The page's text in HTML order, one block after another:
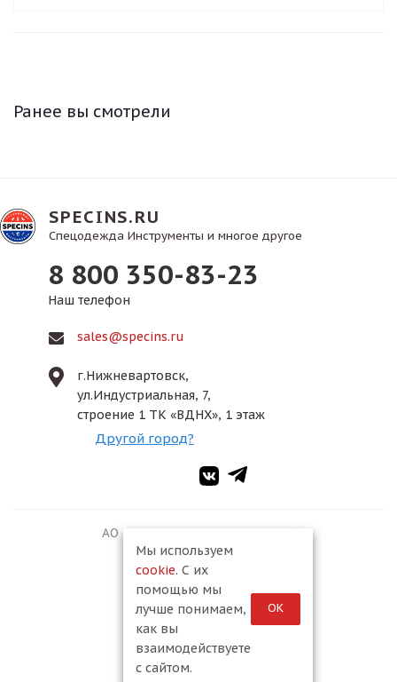
Ранее вы смотрели
SPECINS.RU
Спецодежда Инструменты и многое другое
8 800 350-83-23
Наш телефон
sales@specins.ru
г.Нижневартовск,
ул.Индустриальная, 7,
строение 1 ТК «ВДНХ», 1 этаж
Другой город?
АО ПКФ «Спецмонтаж-2», 2026
Мы используем
cookie. С их
помощью мы
лучше понимаем,
как вы
взаимодействуете
с сайтом.
ОК